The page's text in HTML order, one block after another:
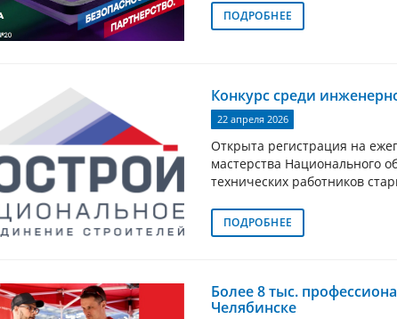
ПОДРОБНЕЕ
Конкурс среди
22 апреля 2026
Открыта регистрация на
мастерства Национального
технических работников
ПОДРОБНЕЕ
Более 8 тыс.
Челябинске